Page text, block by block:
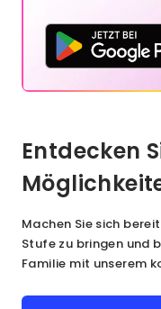
Entdecken
Machen Sie sich
Stufe zu bringen und
Familie mit unserem